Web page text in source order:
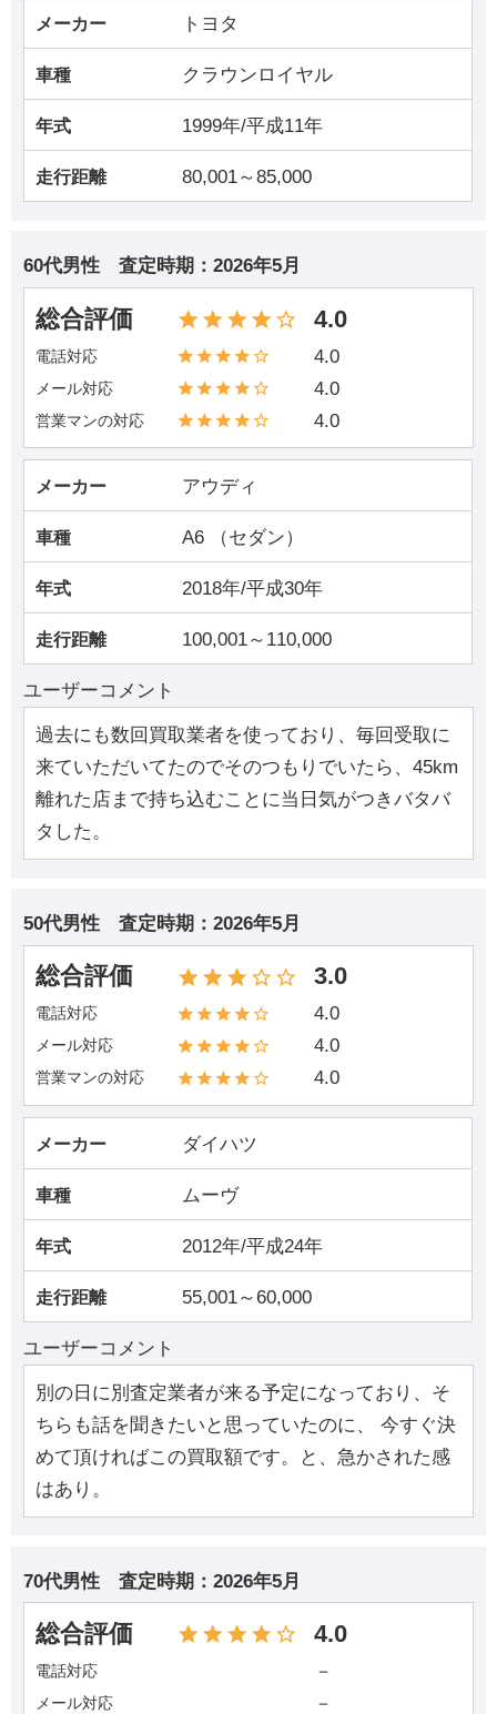
メーカー トヨタ
車種 クラウンロイヤル
年式 1999年/平成11年
走行距離 80,001～85,000
60代男性 査定時期： 2026年5月
総合評価 4.0
電話対応 4.0
メール対応 4.0
営業マンの対応 4.0
メーカー アウディ
車種 A6 （セダン）
年式 2018年/平成30年
走行距離 100,001～110,000
ユーザーコメント
過去にも数回買取業者を使っており、毎回受取に
来ていただいてたのでそのつもりでいたら、45km
離れた店まで持ち込むことに当日気がつきバタバ
タした。
50代男性 査定時期： 2026年5月
総合評価 3.0
電話対応 4.0
メール対応 4.0
営業マンの対応 4.0
メーカー ダイハツ
車種 ムーヴ
年式 2012年/平成24年
走行距離 55,001～60,000
ユーザーコメント
別の日に別査定業者が来る予定になっており、そ
ちらも話を聞きたいと思っていたのに、 今すぐ決
めて頂ければこの買取額です。と、急かされた感
はあり。
70代男性 査定時期： 2026年5月
総合評価 4.0
電話対応 －
メール対応 －